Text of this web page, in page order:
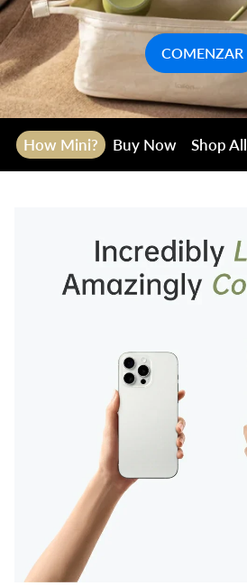
COMENZAR
How Mini? Buy Now Shop All